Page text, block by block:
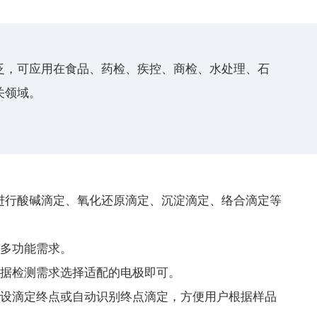
可应用在食品、药检、疾控、商检、水处理、石
域。
酸碱滴定、氧化还原滴定、沉淀滴定、络合滴定等
功能需求。
测需求选择适配的电极即可。
滴定终点或自动识别终点滴定，方便用户根据样品